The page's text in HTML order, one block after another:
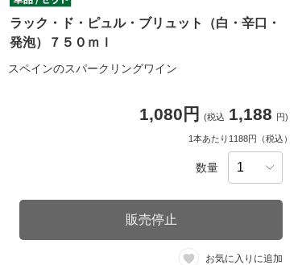
ラック・ド・ピュル・ブリュット（白・辛口・
発泡）７５０ｍｌ
スペインのスパークリングワイン
1,080円 (税込 1,188 円)
1本あたり1188円（税込）
数量
販売停止
お気に入りに追加